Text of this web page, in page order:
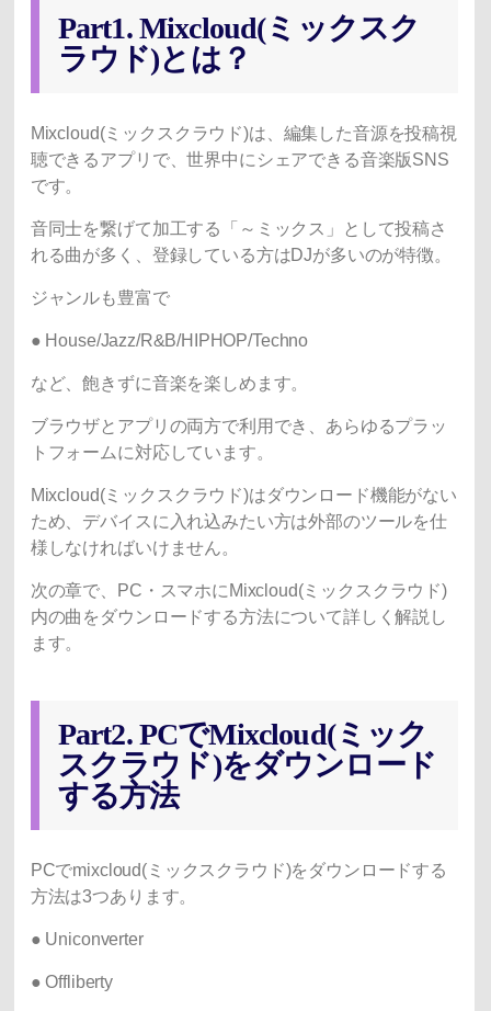
Part1. Mixcloud(ミックスク
ラウド)とは？
Mixcloud(ミックスクラウド)は、編集した音源を投稿視
聴できるアプリで、世界中にシェアできる音楽版SNS
です。
音同士を繋げて加工する「～ミックス」として投稿さ
れる曲が多く、登録している方はDJが多いのが特徴。
ジャンルも豊富で
● House/Jazz/R&B/HIPHOP/Techno
など、飽きずに音楽を楽しめます。
ブラウザとアプリの両方で利用でき、あらゆるプラッ
トフォームに対応しています。
Mixcloud(ミックスクラウド)はダウンロード機能がない
ため、デバイスに入れ込みたい方は外部のツールを仕
様しなければいけません。
次の章で、PC・スマホにMixcloud(ミックスクラウド)
内の曲をダウンロードする方法について詳しく解説し
ます。
Part2. PCでMixcloud(ミック
スクラウド)をダウンロード
する方法
PCでmixcloud(ミックスクラウド)をダウンロードする
方法は3つあります。
● Uniconverter
●Offliberty